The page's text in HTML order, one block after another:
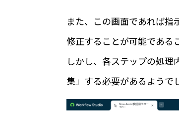
また、この画面であれば指
修正することが可能である
しかし、各ステップの処
集」する必要があるようで